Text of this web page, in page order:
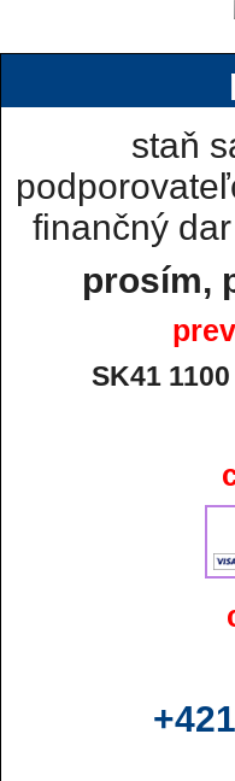
staň
finančný
prosím,
SK41